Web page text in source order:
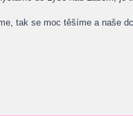
tak se moc těšíme a naše